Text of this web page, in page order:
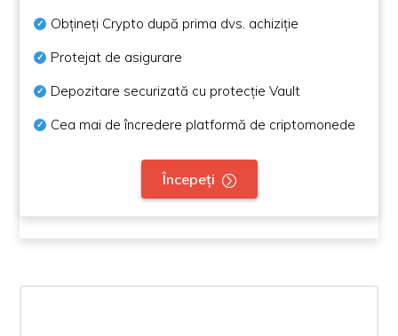
Obțineți Crypto după prima dvs. achiziție
Protejat de asigurare
Depozitare securizată cu protecție Vault
Cea mai de încredere platformă de criptomonede
Începeți